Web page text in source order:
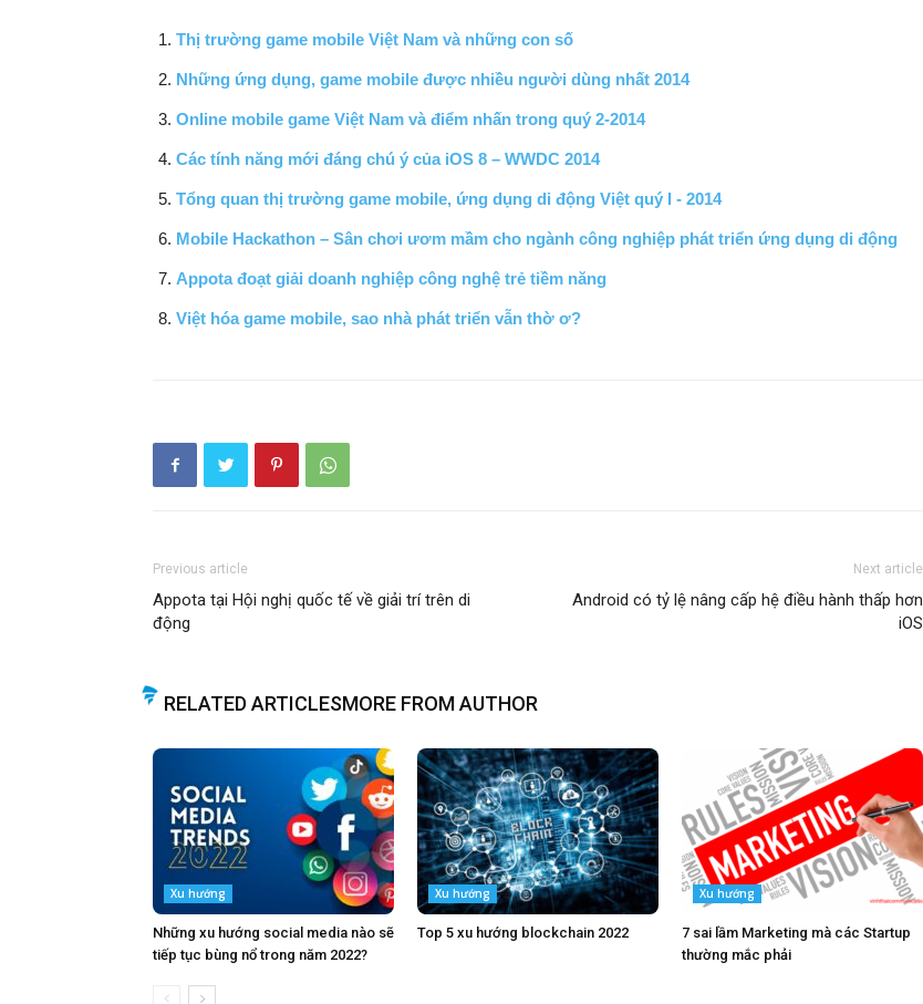
Thị trường game mobile Việt Nam và những con số
Những ứng dụng, game mobile được nhiều người dùng nhất 2014
Online mobile game Việt Nam và điểm nhấn trong quý 2-2014
Các tính năng mới đáng chú ý của iOS 8 – WWDC 2014
Tổng quan thị trường game mobile, ứng dụng di động Việt quý I - 2014
Mobile Hackathon – Sân chơi ươm mầm cho ngành công nghiệp phát triển ứng dụng di động
Appota đoạt giải doanh nghiệp công nghệ trẻ tiềm năng
Việt hóa game mobile, sao nhà phát triển vẫn thờ ơ?
Previous article
Appota tại Hội nghị quốc tế về giải trí trên di
động
Next article
Android có tỷ lệ nâng cấp hệ điều hành thấp hơn
iOS
RELATED ARTICLESMORE FROM AUTHOR
Xu hướng
Những xu hướng social media nào sẽ
tiếp tục bùng nổ trong năm 2022?
Xu hướng
Top 5 xu hướng blockchain 2022
Xu hướng
7 sai lầm Marketing mà các Startup
thường mắc phải